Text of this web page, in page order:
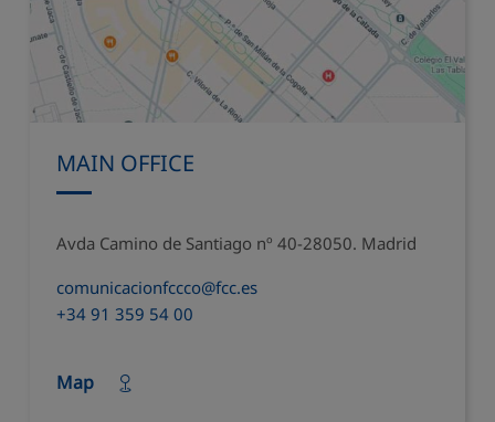
MAIN OFFICE
Avda Camino de Santiago nº 40-28050. Madrid
comunicacionfccco@fcc.es
+34 91 359 54 00
Map